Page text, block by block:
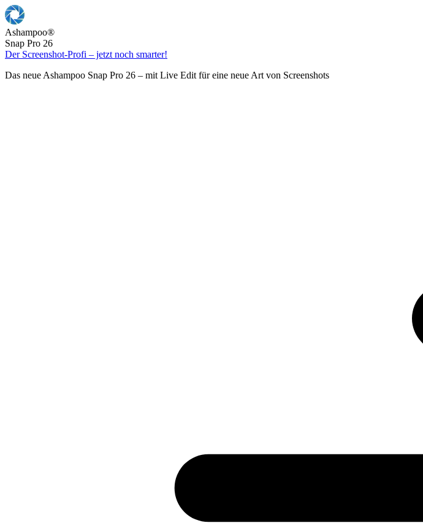
Ashampoo®
Snap Pro 26
Der Screenshot-Profi – jetzt noch smarter!
Das neue Ashampoo Snap Pro 26 – mit Live Edit für eine neue Art von Screenshots